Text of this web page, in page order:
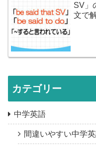
SV」
文で
カテゴリー
中学英語
間違いやすい中学